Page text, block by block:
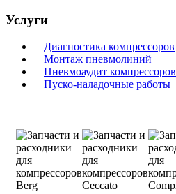
Услуги
Диагностика компрессоров
Монтаж пневмолиний
Пневмоаудит компрессоров
Пуско-наладочные работы